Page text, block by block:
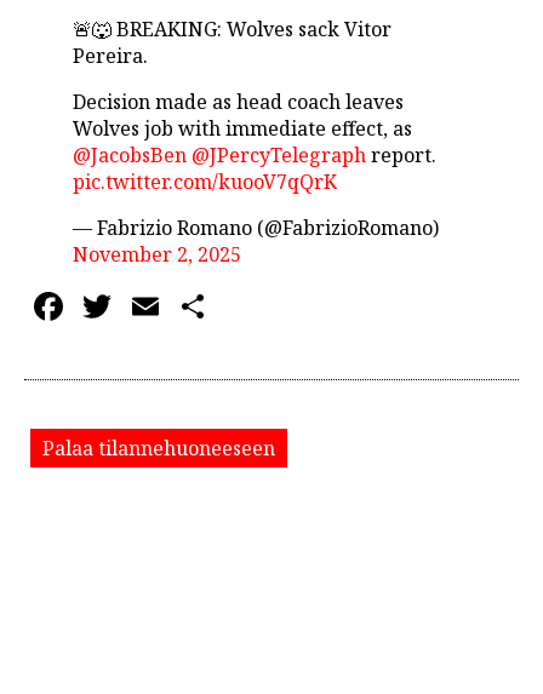
🚨🐺 BREAKING: Wolves sack Vitor
Pereira.
Decision made as head coach leaves
Wolves job with immediate effect, as
@JacobsBen @JPercyTelegraphreport.
pic.twitter.com/kuooV7qQrK
— Fabrizio Romano (@FabrizioRomano)
November 2, 2025
Facebook
Twitter
Email
Palaa tilannehuoneeseen